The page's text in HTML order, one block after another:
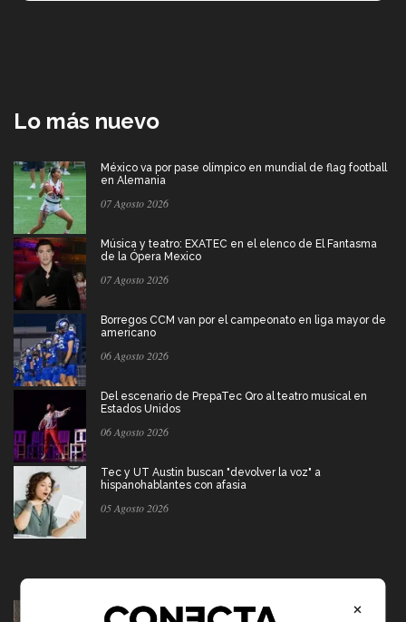
Lo más nuevo
México va por pase olímpico en mundial de flag football
en Alemania
07 Agosto 2026
Música y teatro: EXATEC en el elenco de El Fantasma
de la Ópera Mexico
07 Agosto 2026
Borregos CCM van por el campeonato en liga mayor de
americano
06 Agosto 2026
Del escenario de PrepaTec Qro al teatro musical en
Estados Unidos
06 Agosto 2026
Tec y UT Austin buscan "devolver la voz" a
hispanohablantes con afasia
05 Agosto 2026
×